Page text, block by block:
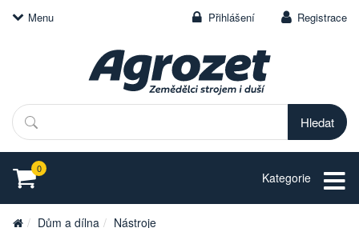
Menu Přihlášení Registrace
Hledat
0
Kategorie
Dům a dílna Nástroje